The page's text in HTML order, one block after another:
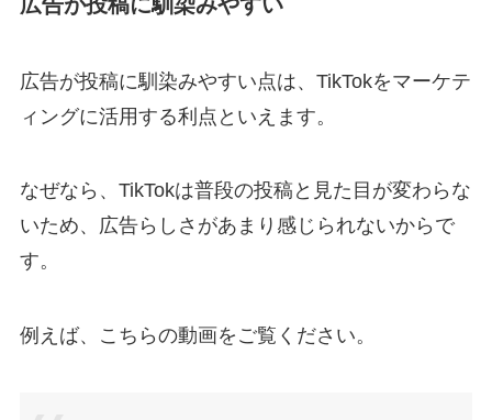
広告が投稿に馴染みやすい点は、TikTokをマーケテ
ィングに活用する利点といえます。
なぜなら、TikTokは普段の投稿と見た目が変わらな
いため、広告らしさがあまり感じられないからで
す。
例えば、こちらの動画をご覧ください。